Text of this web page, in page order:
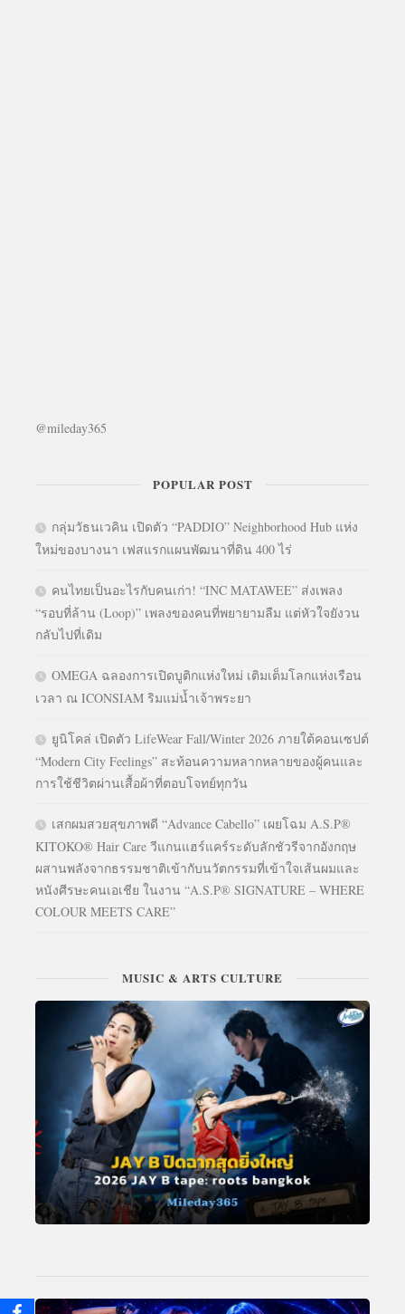
@mileday365
POPULAR POST
กลุ่มวัธนเวคิน เปิดตัว “PADDIO” Neighborhood Hub แห่ง
ใหม่ของบางนา เฟสแรกแผนพัฒนาที่ดิน 400 ไร่
คนไทยเป็นอะไรกับคนเก่า! “INC MATAWEE” ส่งเพลง
“รอบที่ล้าน (Loop)” เพลงของคนที่พยายามลืม แต่หัวใจยังวน
กลับไปที่เดิม
OMEGA ฉลองการเปิดบูติกแห่งใหม่ เติมเต็มโลกแห่งเรือน
เวลา ณ ICONSIAM ริมแม่น้ำเจ้าพระยา
ยูนิโคล่ เปิดตัว LifeWear Fall/Winter 2026 ภายใต้คอนเซปต์
“Modern City Feelings” สะท้อนความหลากหลายของผู้คนและ
การใช้ชีวิตผ่านเสื้อผ้าที่ตอบโจทย์ทุกวัน
เสกผมสวยสุขภาพดี “Advance Cabello” เผยโฉม A.S.P®
KITOKO® Hair Care วีแกนแฮร์แคร์ระดับลักชัวรีจากอังกฤษ
ผสานพลังจากธรรมชาติเข้ากับนวัตกรรมที่เข้าใจเส้นผมและ
หนังศีรษะคนเอเชีย ในงาน “A.S.P® SIGNATURE – WHERE
COLOUR MEETS CARE”
MUSIC & ARTS CULTURE